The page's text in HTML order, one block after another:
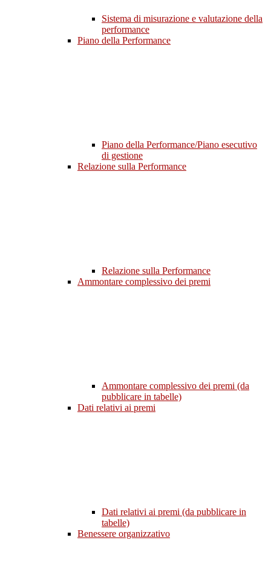
Sistema di misurazione e valutazione della
performance
Piano della Performance
Piano della Performance/Piano esecutivo
di gestione
Relazione sulla Performance
Relazione sulla Performance
Ammontare complessivo dei premi
Ammontare complessivo dei premi (da
pubblicare in tabelle)
Dati relativi ai premi
Dati relativi ai premi (da pubblicare in
tabelle)
Benessere organizzativo